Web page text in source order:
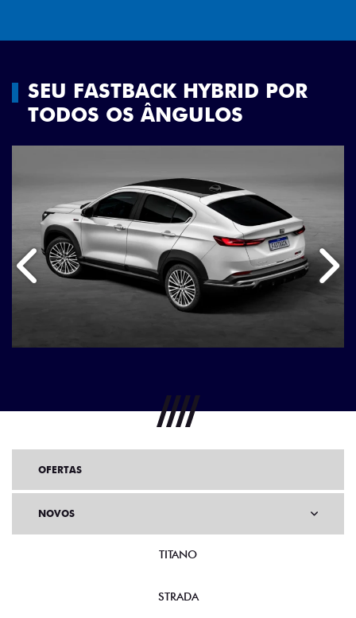
SEU FASTBACK HYBRID POR
TODOS OS ÂNGULOS
Anterior
OFERTAS
NOVOS
TITANO
STRADA